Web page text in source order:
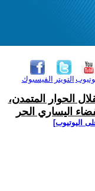
الفيسبوك التويتر
الحوار المتمدن،
اليساري الحر
اليوتيوب]